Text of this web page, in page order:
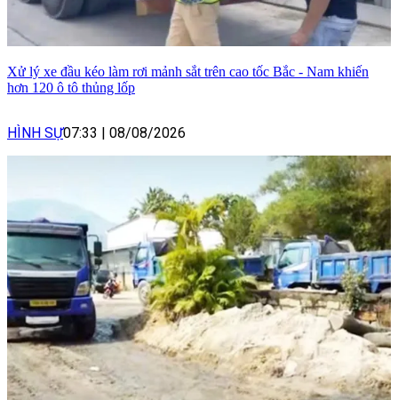
Xử lý xe đầu kéo làm rơi mảnh sắt trên cao tốc Bắc - Nam khiến
hơn 120 ô tô thủng lốp
HÌNH SỰ07:33 | 08/08/2026